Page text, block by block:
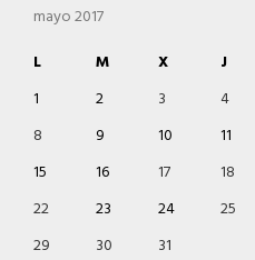
mayo 2017
L
M X J
1
2 3 4
8
9 10 11
15
16 17 18
22
23 24 25
29
30 31